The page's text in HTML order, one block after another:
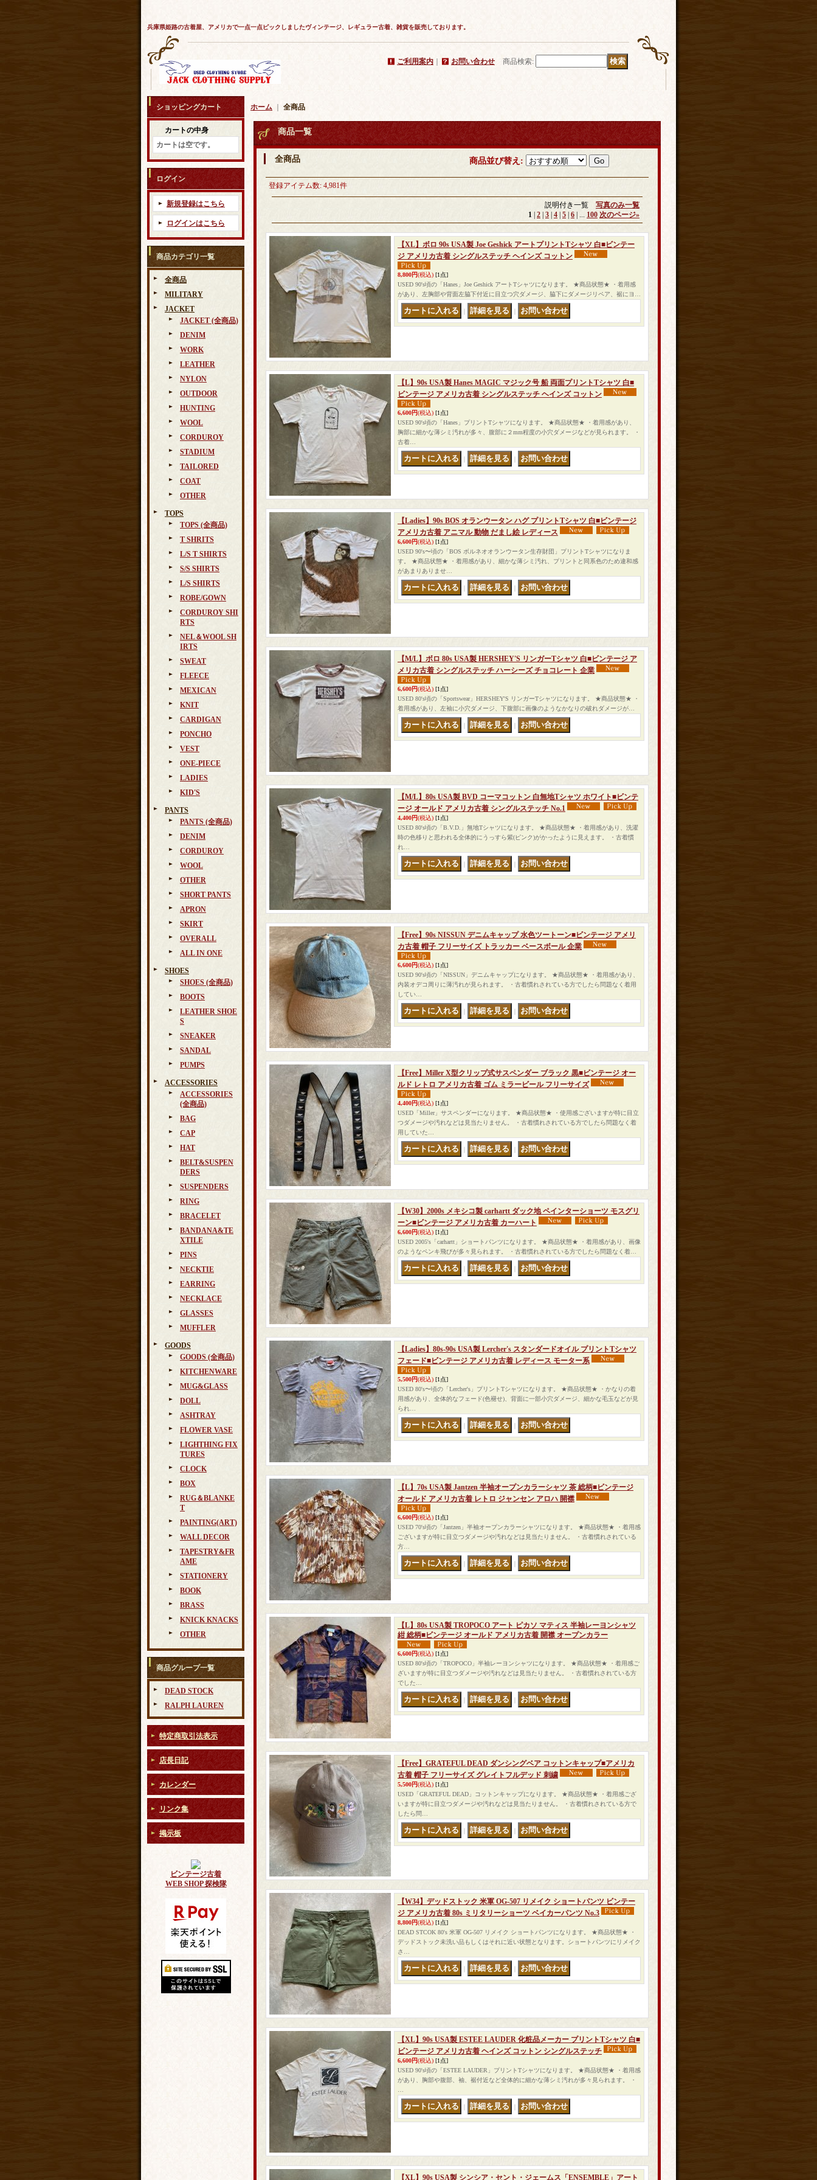
兵庫県姫路の古着屋、アメリカで一点一点ピックしましたヴィンテージ、レギュラー古着、雑貨を販売しております。
ご利用案内 お問い合わせ 商品検索:
ショッピングカート
カートの中身
カートは空です。
ログイン
新規登録はこちら
ログインはこちら
商品カテゴリ一覧
全商品
MILITARY
JACKET
JACKET (全商品)
DENIM
WORK
LEATHER
NYLON
OUTDOOR
HUNTING
WOOL
CORDUROY
STADIUM
TAILORED
COAT
OTHER
TOPS
TOPS (全商品)
T SHRITS
L/S T SHIRTS
S/S SHIRTS
L/S SHIRTS
ROBE/GOWN
CORDUROY SHI
RTS
NEL＆WOOL SH
IRTS
SWEAT
FLEECE
MEXICAN
KNIT
CARDIGAN
PONCHO
VEST
ONE-PIECE
LADIES
KID'S
PANTS
PANTS (全商品)
DENIM
CORDUROY
WOOL
OTHER
SHORT PANTS
APRON
SKIRT
OVERALL
ALL IN ONE
SHOES
SHOES (全商品)
BOOTS
LEATHER SHOE
S
SNEAKER
SANDAL
PUMPS
ACCESSORIES
ACCESSORIES
(全商品)
BAG
CAP
HAT
BELT&SUSPEN
DERS
SUSPENDERS
RING
BRACELET
BANDANA&TE
XTILE
PINS
NECKTIE
EARRING
NECKLACE
GLASSES
MUFFLER
GOODS
GOODS (全商品)
KITCHENWARE
MUG&GLASS
DOLL
ASHTRAY
FLOWER VASE
LIGHTHING FIX
TURES
CLOCK
BOX
RUG＆BLANKE
T
PAINTING(ART)
WALL DECOR
TAPESTRY&FR
AME
STATIONERY
BOOK
BRASS
KNICK KNACKS
OTHER
商品グループ一覧
DEAD STOCK
RALPH LAUREN
特定商取引法表示
店長日記
カレンダー
リンク集
掲示板
ビンテージ古着
WEB SHOP 探検隊
ホーム 全商品
商品一覧
全商品 商品並び替え :
登録アイテム数: 4,981件
説明付き一覧 写真のみ一覧
1 2 3 4 5 6 ... 100 次のページ»
【XL】ボロ 90s USA製 Joe Geshick アートプリントTシャツ 白■ビンテー
ジ アメリカ古着 シングルステッチ ヘインズ コットン
8,800円(税込) [1点]
USED 90's頃の「Hanes」Joe Geshick アートTシャツになります。 ★商品状態★ ・着用感
があり、左胸部や背面左脇下付近に目立つ穴ダメージ、脇下にダメージリペア、裾にヨ…
【L】90s USA製 Hanes MAGIC マジック号 船 両面プリントTシャツ 白■
ビンテージ アメリカ古着 シングルステッチ ヘインズ コットン
6,600円(税込) [1点]
USED 90's頃の「Hanes」プリントTシャツになります。 ★商品状態★ ・着用感があり、
胸部に細かな薄シミ汚れが多々、腹部に２mm程度の小穴ダメージなどが見られます。 ・
古着…
【Ladies】90s BOS オランウータン ハグ プリントTシャツ 白■ビンテージ
アメリカ古着 アニマル 動物 だまし絵 レディース
6,600円(税込) [1点]
USED 90's〜頃の「BOS ボルネオオランウータン生存財団」プリントTシャツになりま
す。 ★商品状態★ ・着用感があり、細かな薄シミ汚れ、プリントと同系色のため違和感
があまりありませ…
【M/L】ボロ 80s USA製 HERSHEY'S リンガーTシャツ 白■ビンテージ ア
メリカ古着 シングルステッチ ハーシーズ チョコレート 企業
6,600円(税込) [1点]
USED 80's頃の「Sportswear」HERSHEY'S リンガーTシャツになります。 ★商品状態★ ・
着用感があり、左袖に小穴ダメージ、下腹部に画像のようなかなりの破れダメージが…
【M/L】80s USA製 BVD コーマコットン 白無地Tシャツ ホワイト■ビンテ
ージ オールド アメリカ古着 シングルステッチ No.1
4,400円(税込) [1点]
USED 80's頃の「B.V.D.」無地Tシャツになります。 ★商品状態★ ・着用感があり、洗濯
時の色移りと思われる全体的にうっすら紫(ピンク)がかったように見えます。 ・古着慣
れ…
【Free】90s NISSUN デニムキャップ 水色ツートーン■ビンテージ アメリ
カ古着 帽子 フリーサイズ トラッカー ベースボール 企業
6,600円(税込) [1点]
USED 90's頃の「NISSUN」デニムキャップになります。 ★商品状態★ ・着用感があり、
内装オデコ周りに薄汚れが見られます。 ・古着慣れされている方でしたら問題なく着用
してい…
【Free】Miller X型クリップ式サスペンダー ブラック 黒■ビンテージ オー
ルド レトロ アメリカ古着 ゴム ミラービール フリーサイズ
4,400円(税込) [1点]
USED「Miller」サスペンダーになります。 ★商品状態★ ・使用感ございますが特に目立
つダメージや汚れなどは見当たりません。 ・古着慣れされている方でしたら問題なく着
用していた…
【W30】2000s メキシコ製 carhartt ダック地 ペインターショーツ モスグリ
ーン■ビンテージ アメリカ古着 カーハート
6,600円(税込) [1点]
USED 2005's「carhartt」ショートパンツになります。 ★商品状態★ ・着用感があり、画像
のようなペンキ飛びが多々見られます。 ・古着慣れされている方でしたら問題なく着…
【Ladies】80s-90s USA製 Lercher's スタンダードオイル プリントTシャツ
フェード■ビンテージ アメリカ古着 レディース モーター系
5,500円(税込) [1点]
USED 80's〜頃の「Lercher's」プリントTシャツになります。 ★商品状態★ ・かなりの着
用感があり、全体的なフェード(色褪せ)、背面に一部小穴ダメージ、細かな毛玉などが見
られ…
【L】70s USA製 Jantzen 半袖オープンカラーシャツ 茶 総柄■ビンテージ
オールド アメリカ古着 レトロ ジャンセン アロハ 開襟
6,600円(税込) [1点]
USED 70's頃の「Jantzen」半袖オープンカラーシャツになります。 ★商品状態★ ・着用感
ございますが特に目立つダメージや汚れなどは見当たりません。 ・古着慣れされている
方…
【L】80s USA製 TROPOCO アート ピカソ マティス 半袖レーヨンシャツ
紺 総柄■ビンテージ オールド アメリカ古着 開襟 オープンカラー
6,600円(税込) [1点]
USED 80's頃の「TROPOCO」半袖レーヨンシャツになります。 ★商品状態★ ・着用感ご
ざいますが特に目立つダメージや汚れなどは見当たりません。 ・古着慣れされている方
でした…
【Free】GRATEFUL DEAD ダンシングベア コットンキャップ■アメリカ
古着 帽子 フリーサイズ グレイトフルデッド 刺繍
5,500円(税込) [1点]
USED「GRATEFUL DEAD」コットンキャップになります。 ★商品状態★ ・着用感ござ
いますが特に目立つダメージや汚れなどは見当たりません。 ・古着慣れされている方で
したら問…
【W34】デッドストック 米軍 OG-507 リメイク ショートパンツ ビンテー
ジ アメリカ古着 80s ミリタリーショーツ ベイカーパンツ No.3
8,800円(税込) [1点]
DEAD STCOK 80's 米軍 OG-507 リメイク ショートパンツになります。 ★商品状態★ ・
デッドストック未洗い品もしくはそれに近い状態となります。ショートパンツにリメイク
さ…
【XL】90s USA製 ESTEE LAUDER 化粧品メーカー プリントTシャツ 白■
ビンテージ アメリカ古着 ヘインズ コットン シングルステッチ
6,600円(税込) [1点]
USED 90's頃の「ESTEE LAUDER」プリントTシャツになります。 ★商品状態★ ・着用感
があり、胸部や腹部、袖、裾付近など全体的に細かな薄シミ汚れが多々見られます。 ・
【XL】90s USA製 シンシア・セント・ジェームス「ENSEMBLE」アート